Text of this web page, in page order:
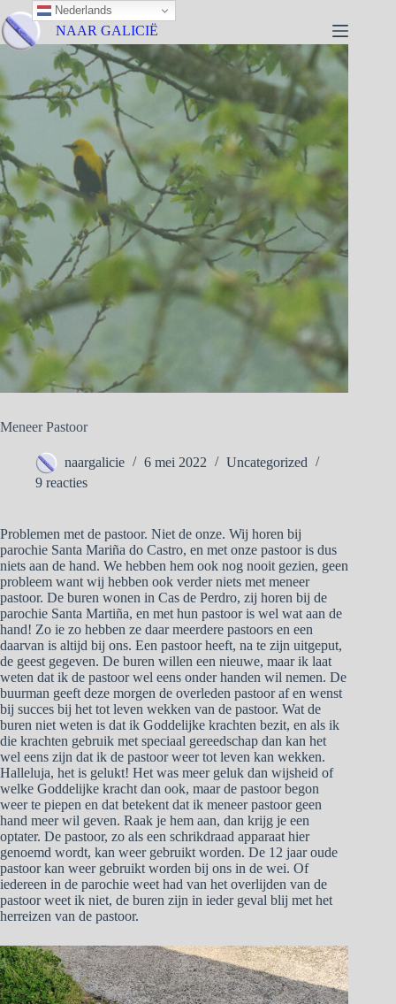
NAAR GALICIË
Meneer Pastoor
naargalicie 6 mei 2022
Uncategorized
9 reacties
Problemen met de pastoor. Niet de onze. Wij horen bij
parochie Santa Mariña do Castro, en met onze pastoor is dus
niets aan de hand. We hebben hem ook nog nooit gezien, geen
probleem want wij hebben ook verder niets met meneer
pastoor. De buren wonen in Cas de Perdro, zij horen bij de
parochie Santa Martiña, en met hun pastoor is wel wat aan de
hand! Zo ie zo hebben ze daar meerdere pastoors en een
daarvan is altijd bij ons. Een pastoor heeft, na te zijn uitgeput,
de geest gegeven. De buren willen een nieuwe, maar ik laat
weten dat ik de pastoor wel eens onder handen wil nemen. De
buurman geeft deze morgen de overleden pastoor af en wenst
bij succes bij het tot leven wekken van de pastoor. Wat de
buren niet weten is dat ik Goddelijke krachten bezit, en als ik
die krachten gebruik met speciaal gereedschap dan kan het
wel eens zijn dat ik de pastoor weer tot leven kan wekken.
Halleluja, het is gelukt! Het was meer geluk dan wijsheid of
welke Goddelijke kracht dan ook, maar de pastoor begon
weer te piepen en dat betekent dat ik meneer pastoor geen
hand meer wil geven. Raak je hem aan, dan krijg je een
optater. De pastoor, zo als een schrikdraad apparaat hier
genoemd wordt, kan weer gebruikt worden. De 12 jaar oude
pastoor kan weer gebruikt worden bij ons in de wei. Of
iedereen in de parochie weet had van het overlijden van de
pastoor weet ik niet, de buren zijn in ieder geval blij met het
herreizen van de pastoor.
Nederlands